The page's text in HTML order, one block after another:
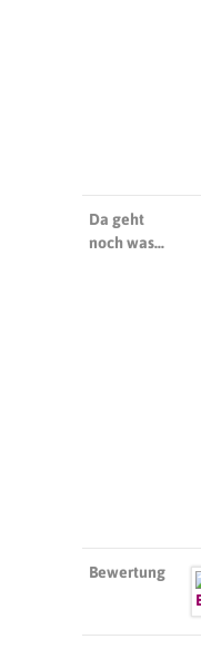
Da geht
noch was…
Bewertung